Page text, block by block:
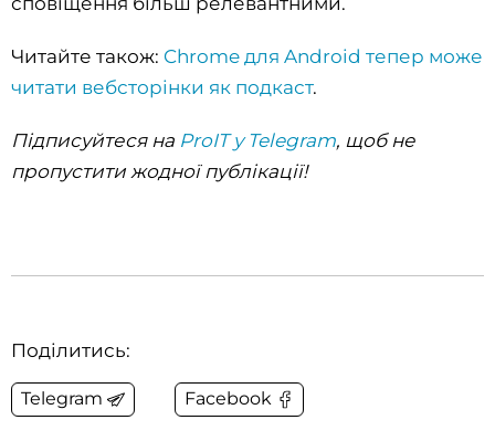
Читайте також: Chrome для Android тепер може
читати вебсторінки як подкаст.
Підписуйтеся на ProIT у Telegram, щоб не
пропустити жодної публікації!
Поділитись:
Telegram Facebook